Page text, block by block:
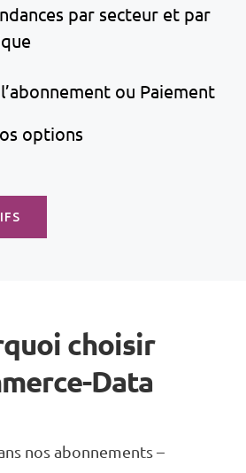
par secteur et par
ou Paiement
options
choisir
Data
nos abonnements –